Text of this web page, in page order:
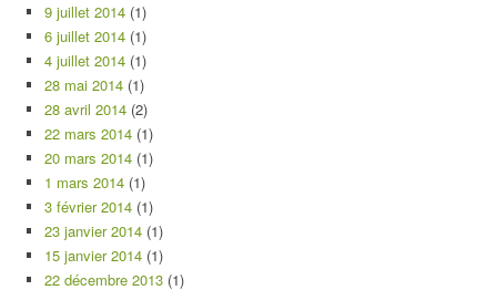
9 juillet 2014 (1)
6 juillet 2014 (1)
4 juillet 2014 (1)
28 mai 2014 (1)
28 avril 2014 (2)
22 mars 2014 (1)
20 mars 2014 (1)
1 mars 2014 (1)
3 février 2014 (1)
23 janvier 2014 (1)
15 janvier 2014 (1)
22 décembre 2013 (1)